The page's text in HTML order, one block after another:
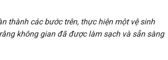
thành các bước trên, thực hiện một vệ sinh
không gian đã được làm sạch và sẵn sàng